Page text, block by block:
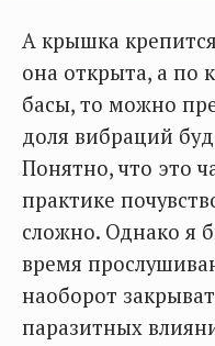
А крышка
она открыта, а по
басы, то можно
доля вибраций
Понятно, что это
практике
сложно. Однако я
время
наоборот
паразитных